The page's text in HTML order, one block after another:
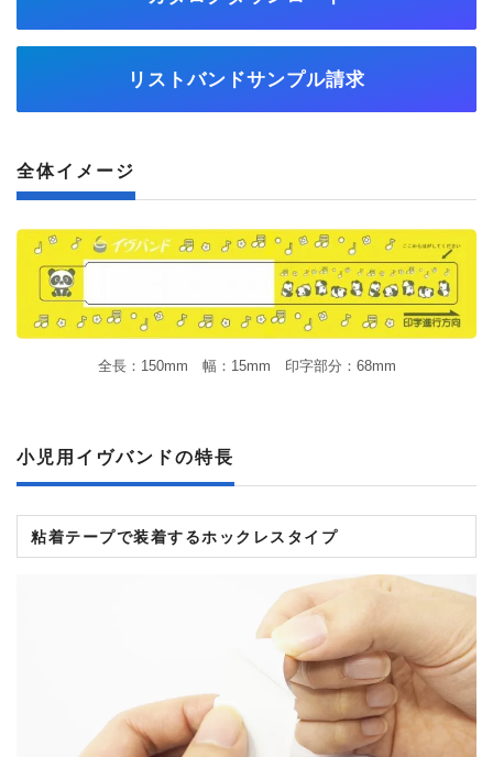
リストバンドサンプル請求
全体イメージ
全長：150mm 幅：15mm 印字部分：68mm
小児用イヴバンドの特長
粘着テープで装着するホックレスタイプ